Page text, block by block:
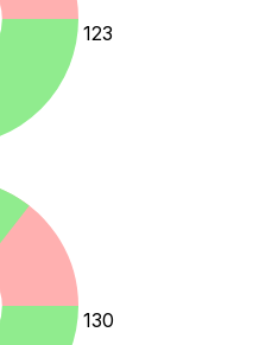
123
130